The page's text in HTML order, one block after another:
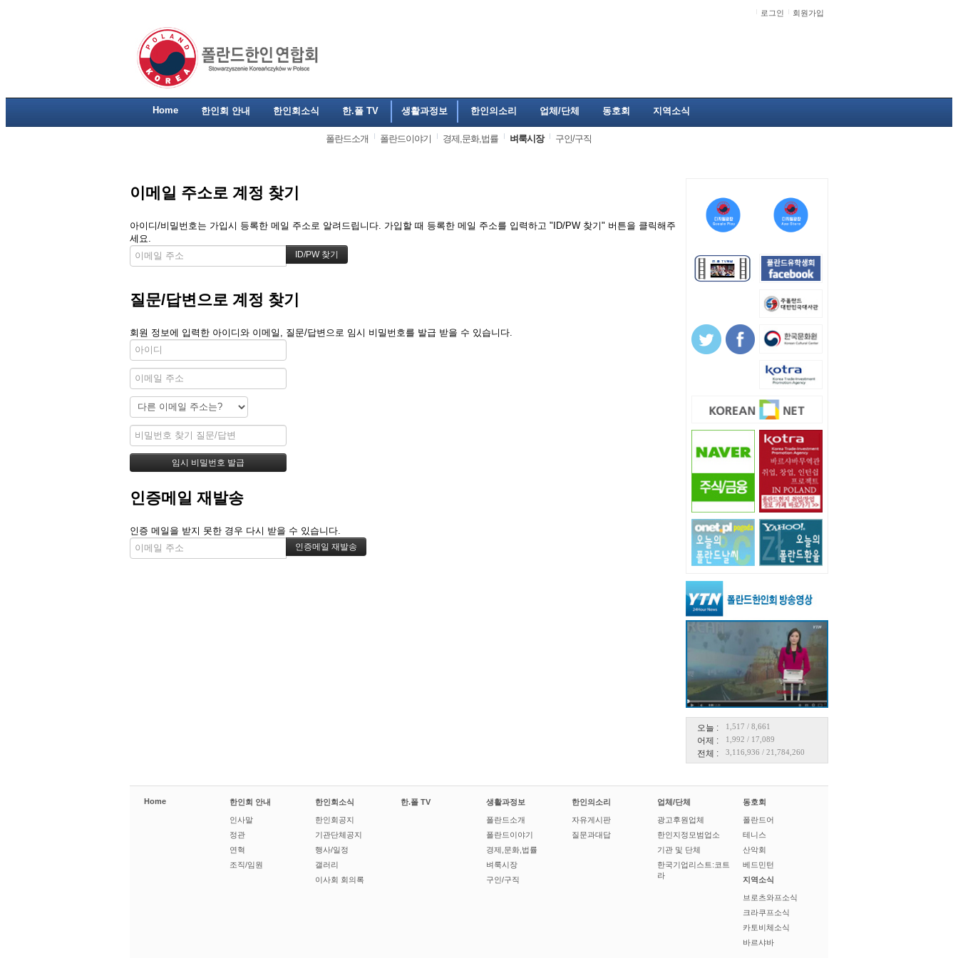
로그인 회원가입
Home 한인회 안내 한인회소식 한.폴 TV 생활과정보 한인의소리 업체/단체 동호회 지역소식
폴란드소개 폴란드이야기 경제,문화,법률 벼룩시장 구인/구직
오늘 : 1,517 / 8,661
어제 : 1,992 / 17,089
전체 : 3,116,936 / 21,784,260
이메일 주소로 계정 찾기
아이디/비밀번호는 가입시 등록한 메일 주소로 알려드립니다. 가입할 때 등록한 메일 주소를 입력하고 "ID/PW 찾기" 버튼을 클릭해주
세요.
질문/답변으로 계정 찾기
회원 정보에 입력한 아이디와 이메일, 질문/답변으로 임시 비밀번호를 발급 받을 수 있습니다.
인증메일 재발송
인증 메일을 받지 못한 경우 다시 받을 수 있습니다.
Home 한인회 안내
인사말
정관
연혁
조직/임원
한인회소식
한인회공지
기관단체공지
행사/일정
갤러리
이사회 회의록
한.폴 TV 생활과정보
폴란드소개
폴란드이야기
경제,문화,법률
벼룩시장
구인/구직
한인의소리
자유게시판
질문과대답
업체/단체
광고후원업체
한인지정모범업소
기관 및 단체
한국기업리스트:코트
라
동호회
폴란드어
테니스
산악회
베드민턴
지역소식
브로츠와프소식
크라쿠프소식
카토비체소식
바르샤바